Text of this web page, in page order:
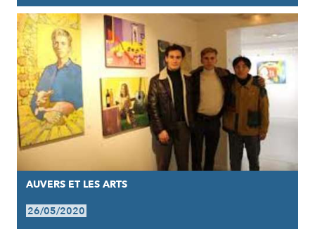
AUVERS ET LES ARTS
26/05/2020